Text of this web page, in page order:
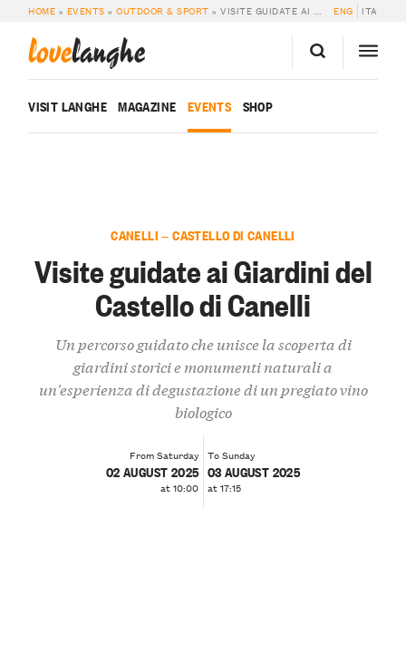
HOME » EVENTS »OUTDOOR & SPORT »VISITE GUIDATE AI GIARDINI DEL CASTELLO DI CANELLI ENG ITA
lovelanghe
VISIT LANGHE MAGAZINE EVENTS SHOP
CANELLI — CASTELLO DI CANELLI
Visite guidate ai Giardini del
Castello di Canelli
Un percorso guidato che unisce la scoperta di
giardini storici e monumenti naturali a
un'esperienza di degustazione di un pregiato vino
biologico
From Saturday
02 AUGUST 2025
at 10:00
To Sunday
03 AUGUST 2025
at 17:15